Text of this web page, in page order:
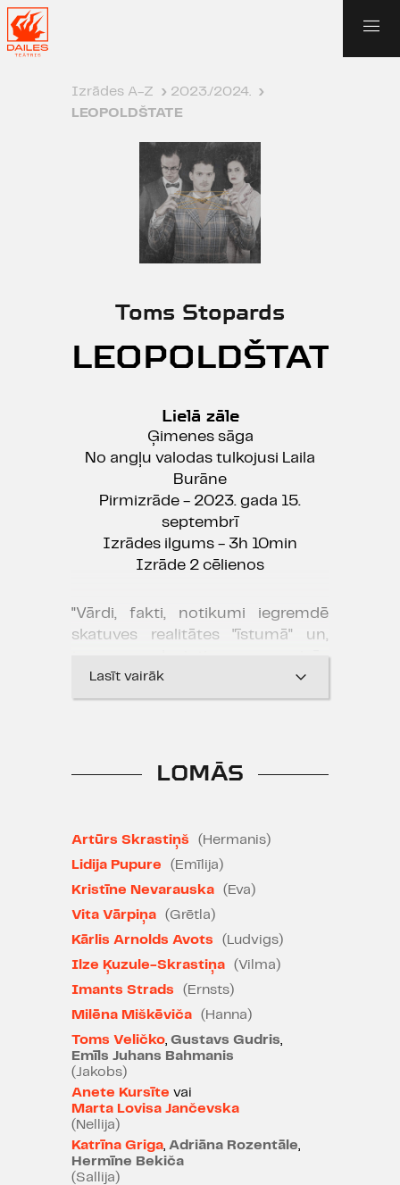
Izrādes A-Z › 2023./2024. ›
LEOPOLDŠTATE
Toms Stopards
LEOPOLDŠTATE
Lielā zāle
Ģimenes sāga
No angļu valodas tulkojusi Laila
Burāne
Pirmizrāde - 2023. gada 15.
septembrī
Izrādes ilgums - 3h 10min
Izrāde 2 cēlienos
"Vārdi, fakti, notikumi iegremdē
skatuves realitātes "īstumā" un,
līdzpārdzīvojums."
"Leopoldštate stāsts aizkustina un
Līga Ulberte, "Kultūras Diena"
"Lieliski aktieri, stipra dramaturģija
un laikmeta izjūta." 4,5/5
Edīte Tišheizere, "IR" 21.09.2023.
PAR IZRĀDI
Leopoldštate ir Vīnes ebreju
kvartāls. Tā ir plaukstoša apkaime
1899. gada nogalē, kad pie
apvāršņa ir jauns laikmets un uz
svētku vakariņām ir sapulcējusies
liela ebreju intelektuāļu ģimene,
kura dzīvo Austroungārijas jeb
“lupatu deķa” impērijā. Valstī, kur
Lasīt vairāk
LOMĀS
Artūrs Skrastiņš
(Hermanis)
Lidija Pupure
(Emīlija)
Kristīne Nevarauska
(Eva)
Vita Vārpiņa
(Grētla)
Kārlis Arnolds Avots
(Ludvigs)
Ilze Ķuzule-Skrastiņa
(Vilma)
Imants Strads
(Ernsts)
Milēna Miškēviča
(Hanna)
Toms Veličko, Gustavs Gudris,
Emīls Juhans Bahmanis
(Jakobs)
Anete Kursīte vai
Marta Lovisa Jančevska
(Nellija)
Katrīna Griga, Adriāna Rozentāle,
Hermīne Bekiča
(Sallija)